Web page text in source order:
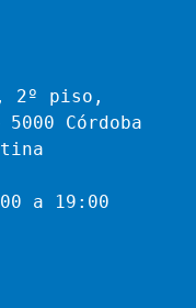
2º piso,
Córdoba
a 19:00